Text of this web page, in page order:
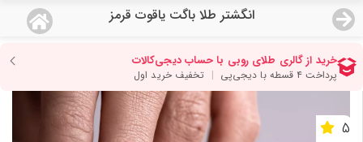
انگشتر طلا باگت یاقوت قرمز
منو
صفحه اصلی
دسته بندی محصولات5